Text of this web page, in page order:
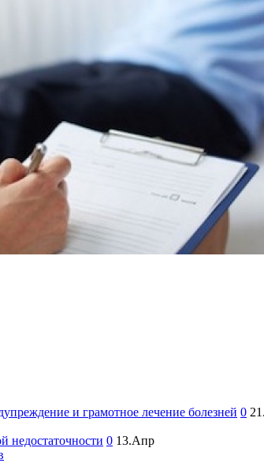
и грамотное лечение болезней 0
недостаточности 0 13.Апр